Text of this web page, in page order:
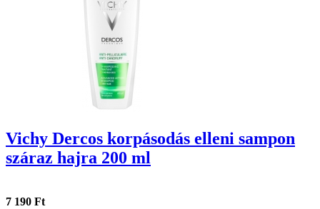
Vichy Dercos korpásodás elleni sampon
száraz hajra 200 ml
7 190 Ft